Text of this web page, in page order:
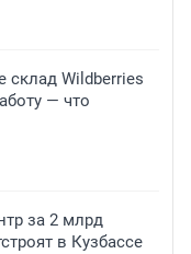
склад Wildberries
— что
за 2 млрд
в Кузбассе